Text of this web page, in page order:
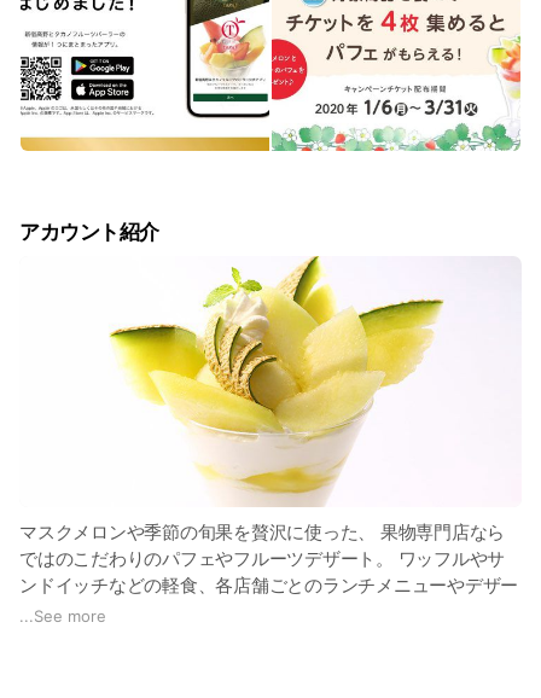
アカウント紹介
マスクメロンや季節の旬果を贅沢に使った、 果物専門店なら
ではのこだわりのパフェやフルーツデザート。 ワッフルやサ
ンドイッチなどの軽食、各店舗ごとのランチメニューやデザー
トタイムのお得なサービスメニューなど、卓越したタカノフル
...See more